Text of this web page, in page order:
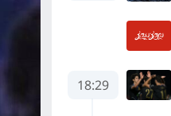
18:29